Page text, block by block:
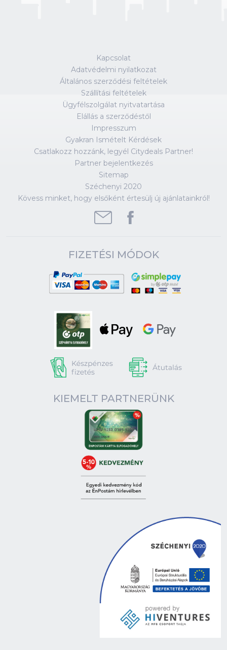
Kapcsolat
Adatvédelmi nyilatkozat
Általános szerződési feltételek
Szállítási feltételek
Ügyfélszolgálat nyitvatartása
Elállás a szerződéstől
Impresszum
Gyakran Ismételt Kérdések
Csatlakozz hozzánk, legyél Citydeals Partner!
Partner bejelentkezés
Sitemap
Széchenyi 2020
Kövess minket, hogy elsőként értesülj új ajánlatainkról!
FIZETÉSI MÓDOK
KIEMELT PARTNERÜNK